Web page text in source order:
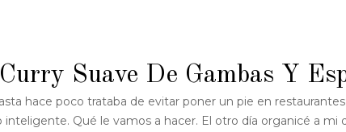
Curry Suave De Gambas Y
hace poco trataba de evitar poner un pie en
inteligente. Qué le vamos a hacer. El otro día organicé a mi